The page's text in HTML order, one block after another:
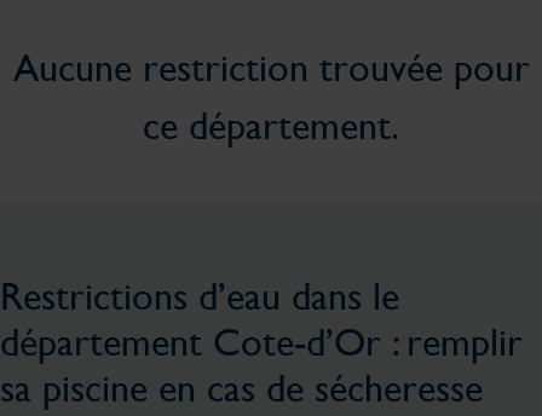
Aucune restriction trouvée pour
ce département.
Restrictions d’eau dans le
département Cote-d’Or : remplir
sa piscine en cas de sécheresse